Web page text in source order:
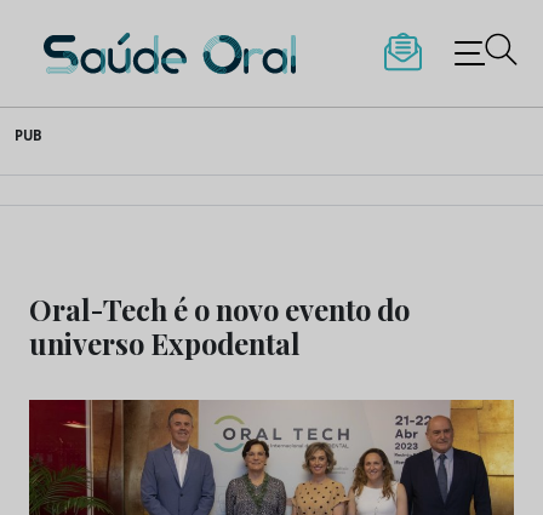
to
content
Saúde Oral
PUB
Oral-Tech é o novo evento do
universo Expodental